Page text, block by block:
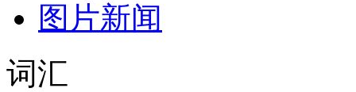
图片新闻
词汇